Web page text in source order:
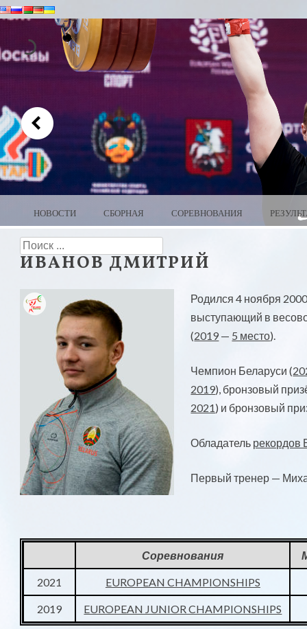
WEIGHTLIFTING BELARUS
MENU
SKIP TO CONTENT
НОВОСТИ СБОРНАЯ СОРЕВНОВАНИЯ
Search
ИВАНОВ ДМИТРИЙ
Родился 4 ноября
выступающий в
(2019 — 5 место).
Чемпион Беларуси (
2019), бронзовый
2021) и бронзовый
Обладатель рекордов
Первый тренер —
Соревнования
2021 EUROPEAN CHAMPIONSHIPS
2019 EUROPEAN JUNIOR CHAMPIONSHIPS